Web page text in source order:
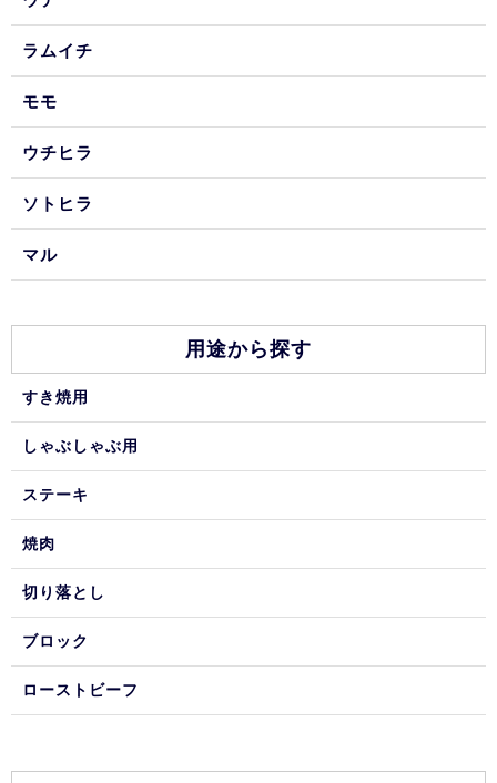
ラムイチ
モモ
ウチヒラ
ソトヒラ
マル
用途から探す
すき焼用
しゃぶしゃぶ用
ステーキ
焼肉
切り落とし
ブロック
ローストビーフ